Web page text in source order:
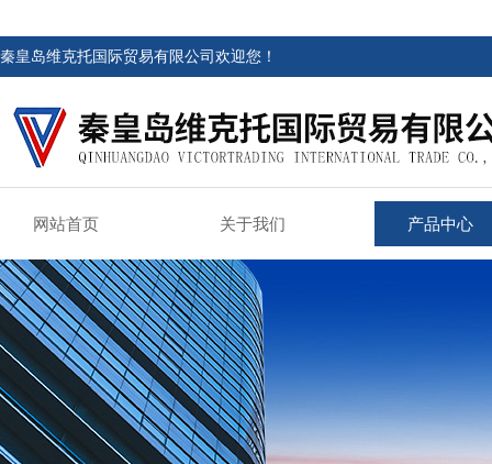
秦皇岛维克托国际贸易有限公司欢迎您！
网站首页 关于我们 产品中心